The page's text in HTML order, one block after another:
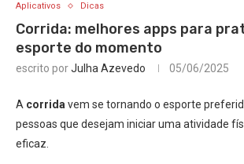
Aplicativos Dicas
Corrida: melhores apps para
esporte do momento
escrito porJulha Azevedo 05/06/2025
A corrida vem se tornando o esporte
pessoas que desejam iniciar uma atividade
eficaz.